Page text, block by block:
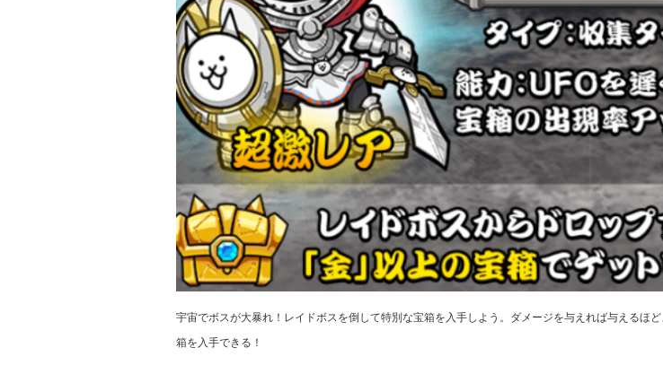
宇宙でボスが大暴れ！レイドボスを倒して特別な宝箱を入手しよう。ダメージを与えれば与えるほ
箱を入手できる！